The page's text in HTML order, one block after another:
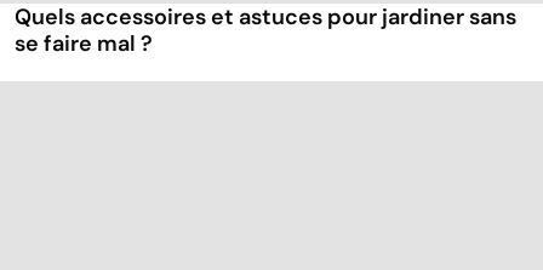
Quels accessoires et astuces pour jardiner sans
se faire mal ?